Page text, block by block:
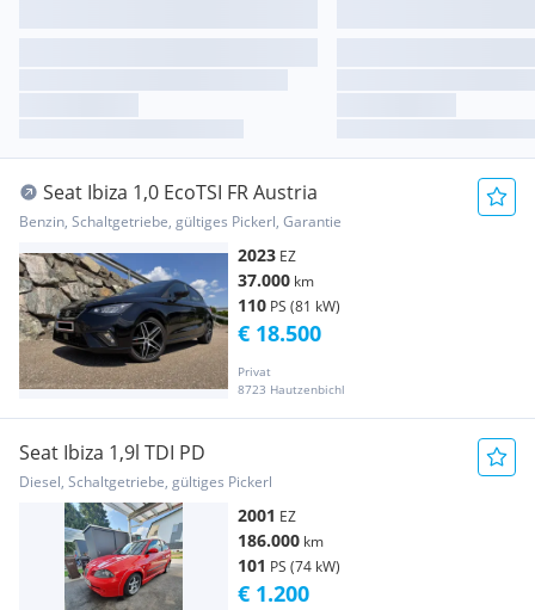
Seat Ibiza 1,0 EcoTSI FR Austria
Benzin, Schaltgetriebe, gültiges Pickerl, Garantie
2023 EZ
37.000 km
110 PS (81 kW)
Privat
8723 Hautzenbichl
€ 18.500
Seat Ibiza 1,9l TDI PD
Diesel, Schaltgetriebe, gültiges Pickerl
2001 EZ
186.000 km
101 PS (74 kW)
€ 1.200